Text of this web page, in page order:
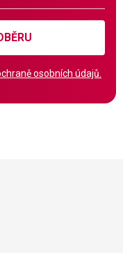
osobních údajů.